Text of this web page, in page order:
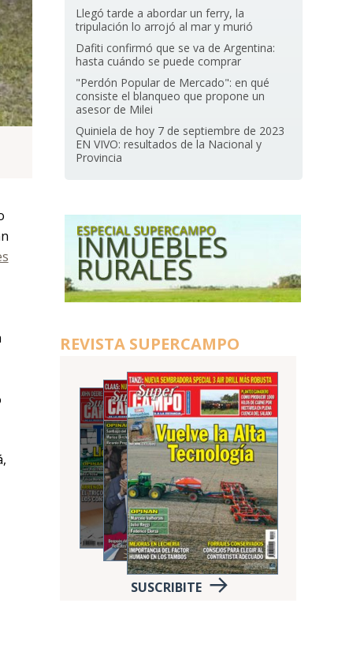
Llegó tarde a abordar un ferry, la
tripulación lo arrojó al mar y murió
Dafiti confirmó que se va de Argentina:
hasta cuándo se puede comprar
"Perdón Popular de Mercado": en qué
consiste el blanqueo que propone un
asesor de Milei
Quiniela de hoy 7 de septiembre de 2023
EN VIVO: resultados de la Nacional y
Provincia
REVISTA SUPERCAMPO
SUSCRIBITE